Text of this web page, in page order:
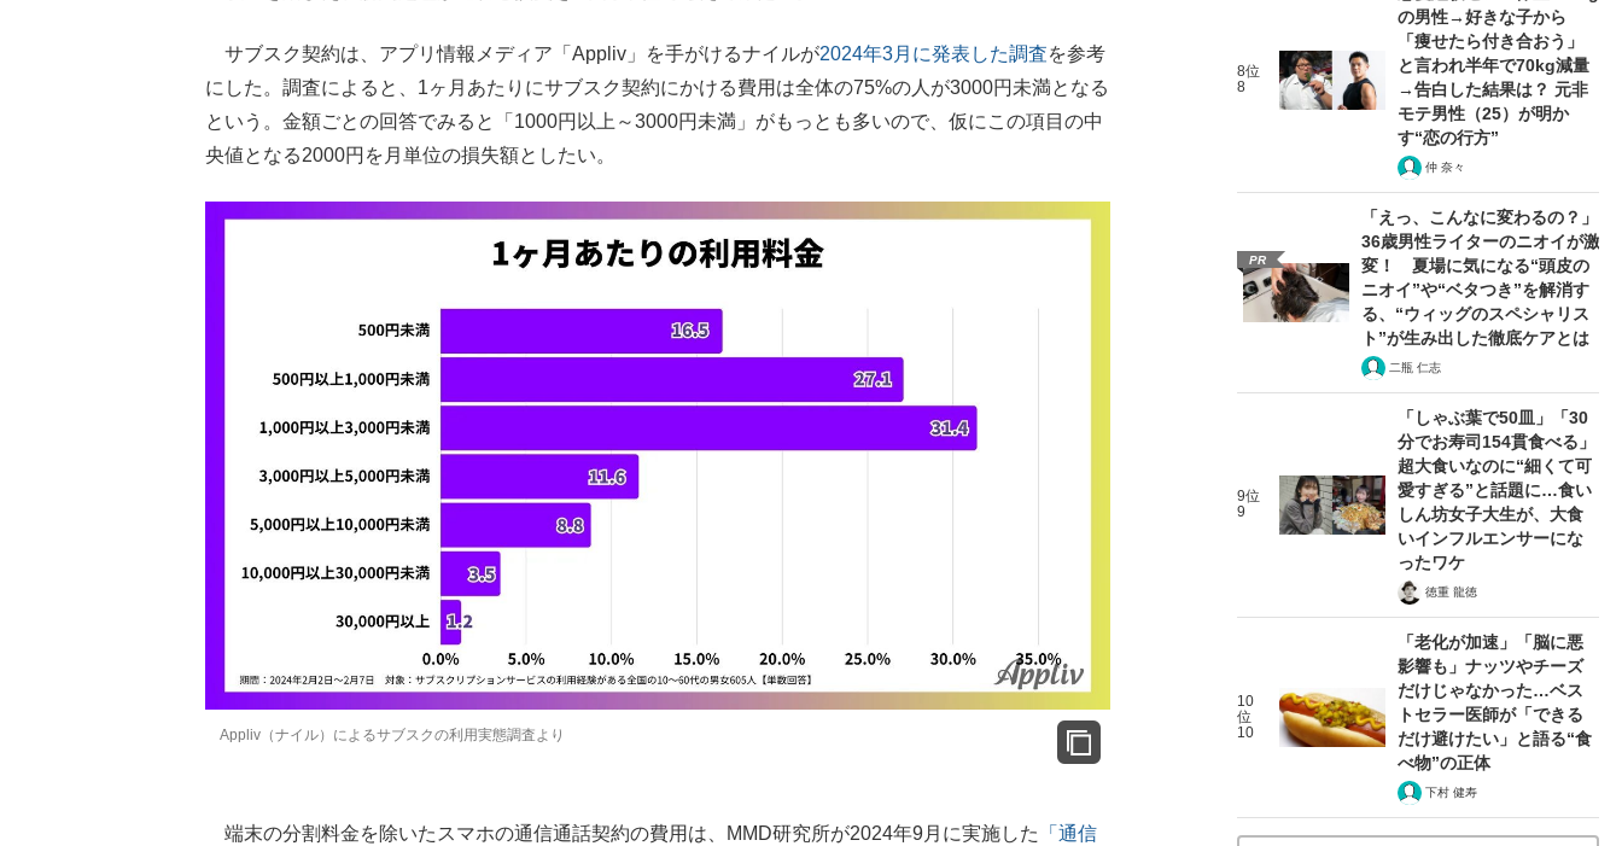
サブスク契約は、アプリ情報メディア「Appliv」を手がけるナイルが2024年3月に発表した調査を参考
にした。調査によると、1ヶ月あたりにサブスク契約にかける費用は全体の75%の人が3000円未満となる
という。金額ごとの回答でみると「1000円以上～3000円未満」がもっとも多いので、仮にこの項目の中
央値となる2000円を月単位の損失額としたい。
Appliv（ナイル）によるサブスクの利用実態調査より
端末の分割料金を除いたスマホの通信通話契約の費用は、MMD研究所が2024年9月に実施した
「通信
8位
8
の男性→好きな子から
「痩せたら付き合おう」
と言われ半年で70kg減量
→告白した結果は？ 元非
モテ男性（25）が明か
す“恋の行方”
仲 奈々
PR
「えっ、こんなに変わるの？」
36歳男性ライターのニオイが激
変！ 夏場に気になる“頭皮の
ニオイ”や“ベタつき”を解消す
る、“ウィッグのスペシャリス
ト”が生み出した徹底ケアとは
二瓶 仁志
9位
9
「しゃぶ葉で50皿」「30
分でお寿司154貫食べる」
超大食いなのに“細くて可
愛すぎる”と話題に…食い
しん坊女子大生が、大食
いインフルエンサーにな
ったワケ
徳重 龍徳
10
位
10
「老化が加速」「脳に悪
影響も」ナッツやチーズ
だけじゃなかった…ベス
トセラー医師が「できる
だけ避けたい」と語る“食
べ物”の正体
下村 健寿